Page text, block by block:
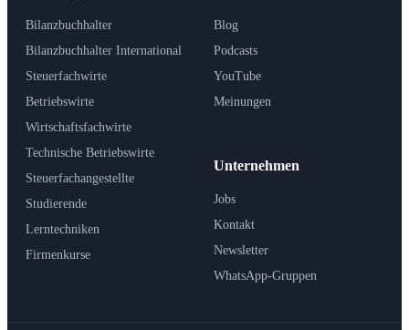
Bilanzbuchhalter
Bilanzbuchhalter International
Steuerfachwirte
Betriebswirte
Wirtschaftsfachwirte
Technische Betriebswirte
Steuerfachangestellte
Studierende
Lerntechniken
Firmenkurse
Blog
Podcasts
YouTube
Meinungen
Unternehmen
Jobs
Kontakt
Newsletter
WhatsApp-Gruppen